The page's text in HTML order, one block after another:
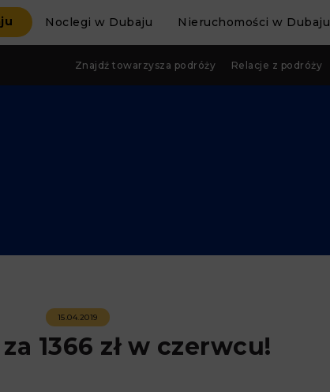
Noclegi w Dubaju Nieruchomości w Dubaju
Znajdź towarzysza podróży Relacje z podróży
15.04.2019
1366 zł w czerwcu!